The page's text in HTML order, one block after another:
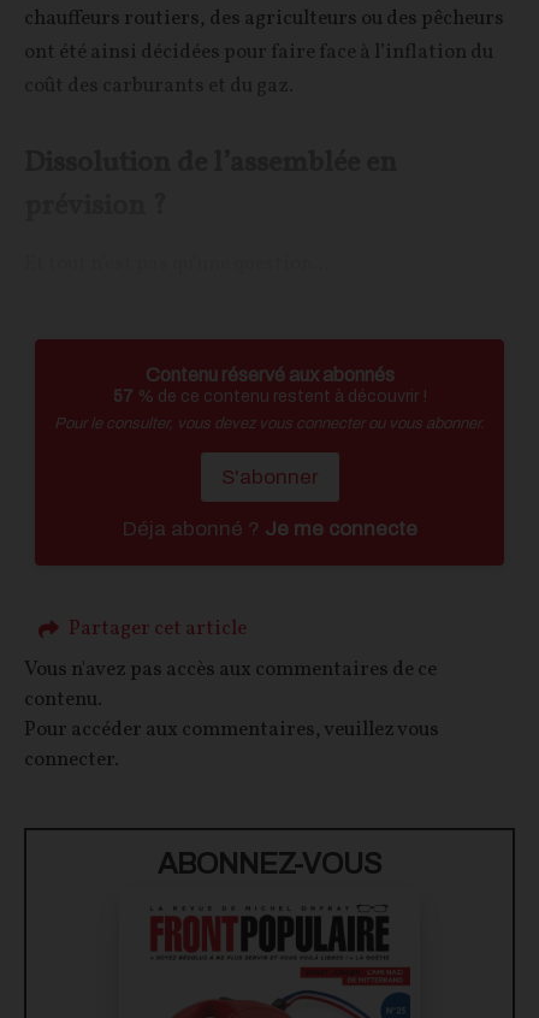
chauffeurs routiers, des agriculteurs ou des pêcheurs
ont été ainsi décidées pour faire face à l’inflation du
coût des carburants et du gaz.
Contenu réservé aux abonnés
57 % de ce contenu restent à découvrir !
Pour le consulter, vous devez vous connecter ou vous abonner.
S'abonner
Déja abonné ? Je me connecte
Partager cet article
Vous n'avez pas accès aux commentaires de ce
contenu.
Pour accéder aux commentaires, veuillez vous
connecter.
ABONNEZ-VOUS